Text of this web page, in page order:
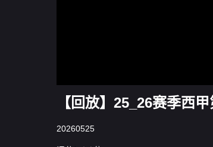
【回放】25_26赛季西
20260525